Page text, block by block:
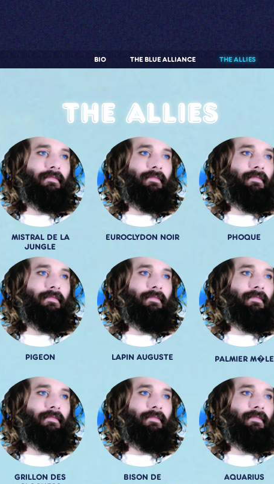
THE ALLIES
THE BLUE ALLIANCE
BIO
The allies
MISTRAL DE LA
JUNGLE
EUROCLYDON NOIR PHOQUE
PIGEON LAPIN AUGUSTE PALMIER M�LE
GRILLON DES
BISON DE
AQUARIUS